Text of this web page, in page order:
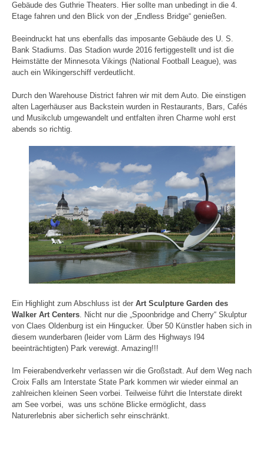
Gebäude des Guthrie Theaters. Hier sollte man unbedingt in die 4.
Etage fahren und den Blick von der „Endless Bridge“ genießen.
Beeindruckt hat uns ebenfalls das imposante Gebäude des U. S.
Bank Stadiums. Das Stadion wurde 2016 fertiggestellt und ist die
Heimstätte der Minnesota Vikings (National Football League), was
auch ein Wikingerschiff verdeutlicht.
Durch den Warehouse District fahren wir mit dem Auto. Die einstigen
alten Lagerhäuser aus Backstein wurden in Restaurants, Bars, Cafés
und Musikclub umgewandelt und entfalten ihren Charme wohl erst
abends so richtig.
Ein Highlight zum Abschluss ist der Art Sculpture Garden des
Walker Art Centers . Nicht nur die „Spoonbridge and Cherry“ Skulptur
von Claes Oldenburg ist ein Hingucker. Über 50 Künstler haben sich in
diesem wunderbaren (leider vom Lärm des Highways I94
beeinträchtigten) Park verewigt. Amazing!!!
Im Feierabendverkehr verlassen wir die Großstadt. Auf dem Weg nach
Croix Falls am Interstate State Park kommen wir wieder einmal an
zahlreichen kleinen Seen vorbei. Teilweise führt die Interstate direkt
am See vorbei, was uns schöne Blicke ermöglicht, dass
Naturerlebnis aber sicherlich sehr einschränkt.